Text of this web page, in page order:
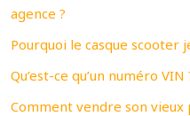
agence ?
Pourquoi le casque scooter
Qu’est-ce qu’un numéro VIN
Comment vendre son